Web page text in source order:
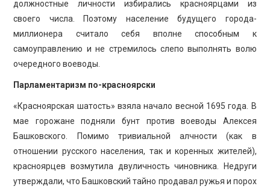
должностные личности избирались красноярцами из
своего числа. Поэтому население будущего города-
миллионера считало себя вполне способным к
самоуправлению и не стремилось слепо выполнять волю
очередного воеводы.
Парламентаризм по-красноярски
«Красноярская шатость» взяла начало весной 1695 года. В
мае горожане подняли бунт против воеводы Алексея
Башковского. Помимо тривиальной алчности (как в
отношении русского населения, так и коренных жителей),
красноярцев возмутила двуличность чиновника. Недруги
утверждали, что Башковский тайно продавал ружья и порох